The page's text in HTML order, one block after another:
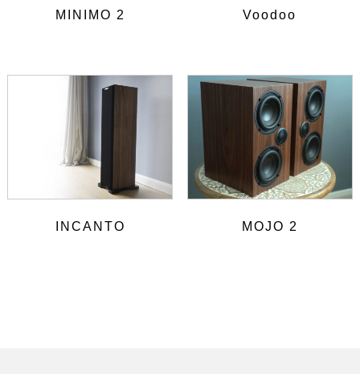
MINIMO 2 Voodoo
INCANTO MOJO 2